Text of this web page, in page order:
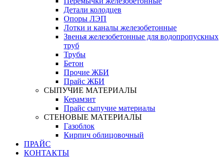
Детали колодцев
Опоры ЛЭП
Лотки и каналы железобетонные
Звенья железобетонные для водопропускных
труб
Трубы
Бетон
Прочие ЖБИ
Прайс ЖБИ
СЫПУЧИЕ МАТЕРИАЛЫ
Керамзит
Прайс сыпучие материалы
СТЕНОВЫЕ МАТЕРИАЛЫ
Газоблок
Кирпич облицовочный
ПРАЙС
КОНТАКТЫ